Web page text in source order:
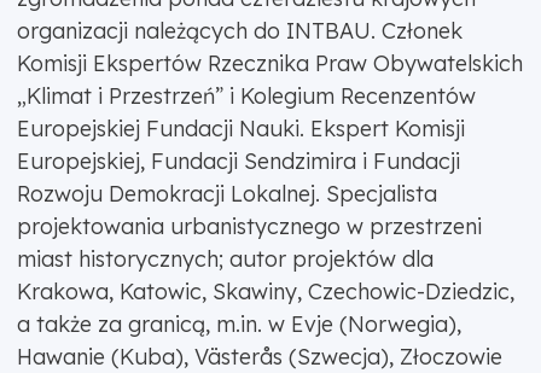
organizacji należących do INTBAU. Członek
Komisji Ekspertów Rzecznika Praw Obywatelskich
„Klimat i Przestrzeń” i Kolegium Recenzentów
Europejskiej Fundacji Nauki. Ekspert Komisji
Europejskiej, Fundacji Sendzimira i Fundacji
Rozwoju Demokracji Lokalnej. Specjalista
projektowania urbanistycznego w przestrzeni
miast historycznych; autor projektów dla
Krakowa, Katowic, Skawiny, Czechowic-Dziedzic,
a także za granicą, m.in. w Evje (Norwegia),
Hawanie (Kuba), Västerås (Szwecja), Złoczowie